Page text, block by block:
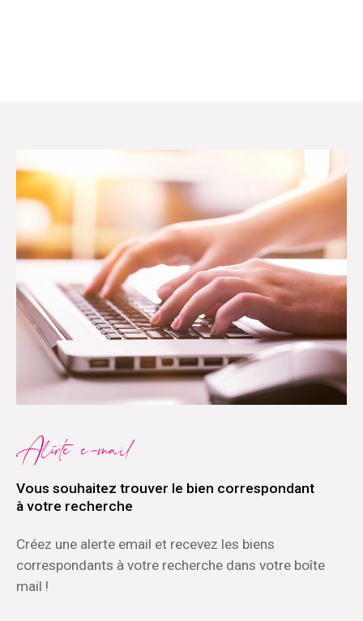
Alerte e-mail
Vous souhaitez trouver le bien correspondant
à votre recherche
Créez une alerte email et recevez les biens
correspondants à votre recherche dans votre boîte
mail !